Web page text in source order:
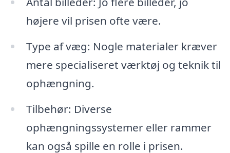
højere vil prisen ofte være.
Type af væg: Nogle materialer kræver
mere specialiseret værktøj og teknik til
ophængning.
Tilbehør: Diverse
ophængningssystemer eller rammer
kan også spille en rolle i prisen.